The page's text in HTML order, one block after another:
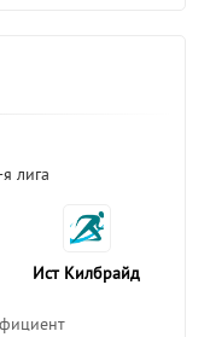
лига
Ист Килбрайд